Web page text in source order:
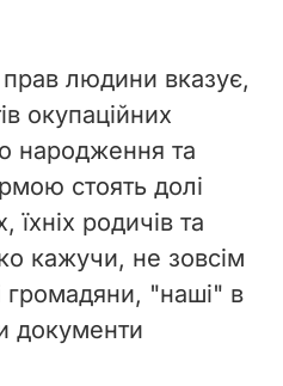
людини вказує,
окупаційних
народження та
стоять долі
родичів та
кажучи, не зовсім
громадяни, "наші" в
документи